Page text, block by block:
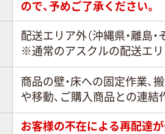
ので、予めご了承ください。
配送エリア外（沖縄県・離島
※通常のアスクルの配送エリ
商品の壁・床への固定作業、
や移動、ご購入商品との連
お客様の不在による再配達